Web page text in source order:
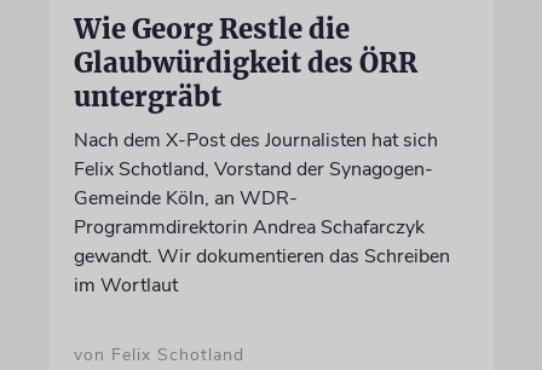
Wie Georg Restle die
Glaubwürdigkeit des ÖRR
untergräbt
Nach dem X-Post des Journalisten hat sich
Felix Schotland, Vorstand der Synagogen-
Gemeinde Köln, an WDR-
Programmdirektorin Andrea Schafarczyk
gewandt. Wir dokumentieren das Schreiben
im Wortlaut
von Felix Schotland